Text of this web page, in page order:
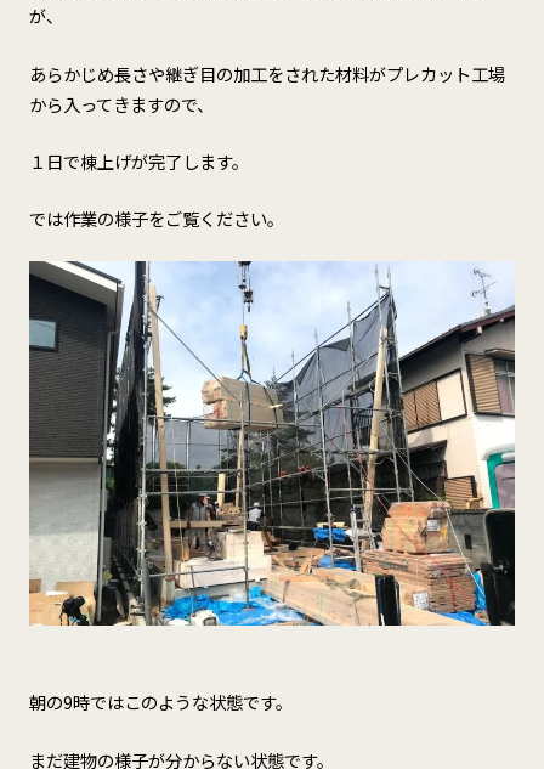
が、
あらかじめ長さや継ぎ目の加工をされた材料がプレカット工場
から入ってきますので、
１日で棟上げが完了します。
では作業の様子をご覧ください。
朝の9時ではこのような状態です。
まだ建物の様子が分からない状態です。